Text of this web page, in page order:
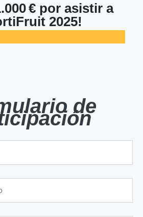
€ por asistir a
2025!
de